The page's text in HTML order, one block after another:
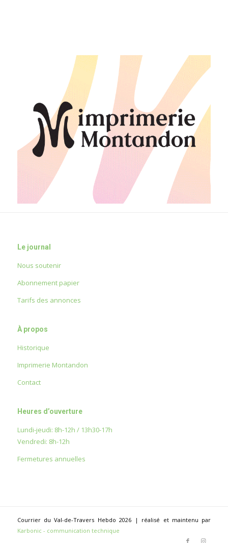
Le journal
Nous soutenir
Abonnement papier
Tarifs des annonces
À propos
Historique
Imprimerie Montandon
Contact
Heures d’ouverture
Lundi-jeudi: 8h-12h / 13h30-17h
Vendredi: 8h-12h
Fermetures annuelles
Courrier du Val-de-Travers Hebdo 2026 | réalisé et maintenu par
Karbonic - communication technique